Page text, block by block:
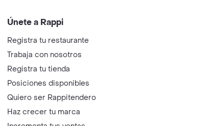
Únete a Rappi
Registra tu restaurante
Trabaja con nosotros
Registra tu tienda
Posiciones disponibles
Quiero ser Rappitendero
Haz crecer tu marca